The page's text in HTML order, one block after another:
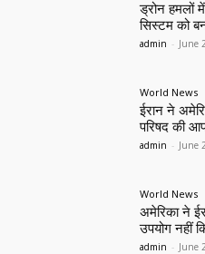
ड्रोन हमलों
सिस्टम को
admin - June
World News
ईरान ने
परिषद की
admin - June
World News
अमेरिका ने
उपयोग नहीं
admin - June